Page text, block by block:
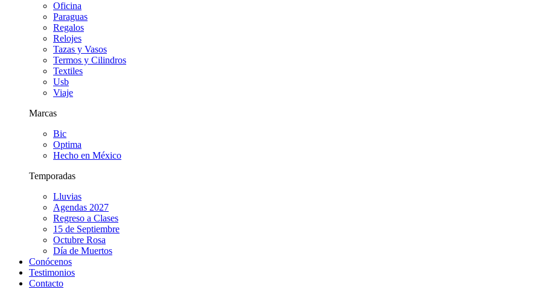
Oficina
Paraguas
Regalos
Relojes
Tazas y Vasos
Termos y Cilindros
Textiles
Usb
Viaje
Marcas
Bic
Optima
Hecho en México
Temporadas
Lluvias
Agendas 2027
Regreso a Clases
15 de Septiembre
Octubre Rosa
Día de Muertos
Conócenos
Testimonios
Contacto